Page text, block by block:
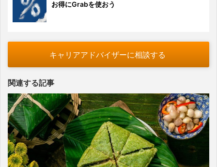
お得にGrabを使おう
キャリアアドバイザーに相談する
関連する記事